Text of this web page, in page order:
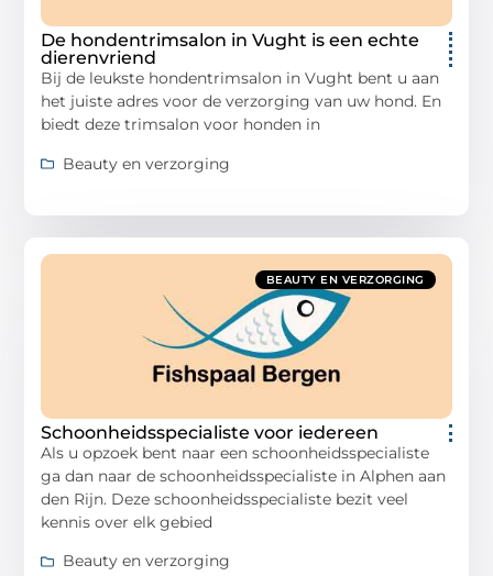
De hondentrimsalon in Vught is een echte
dierenvriend
Bij de leukste hondentrimsalon in Vught bent u aan
het juiste adres voor de verzorging van uw hond. En
biedt deze trimsalon voor honden in
Beauty en verzorging
BEAUTY EN VERZORGING
Schoonheidsspecialiste voor iedereen
Als u opzoek bent naar een schoonheidsspecialiste
ga dan naar de schoonheidsspecialiste in Alphen aan
den Rijn. Deze schoonheidsspecialiste bezit veel
kennis over elk gebied
Beauty en verzorging